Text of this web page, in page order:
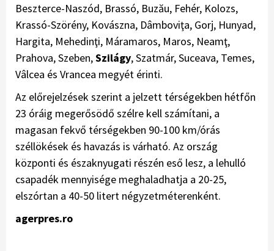
Beszterce-Naszód, Brassó, Buzău, Fehér, Kolozs,
Krassó-Szörény, Kovászna, Dâmboviţa, Gorj, Hunyad,
Hargita, Mehedinţi, Máramaros, Maros, Neamţ,
Prahova, Szeben,Szilágy, Szatmár, Suceava, Temes,
Vâlcea és Vrancea megyét érinti.
Az előrejelzések szerint a jelzett térségekben hétfőn
23 óráig megerősödő szélre kell számítani, a
magasan fekvő térségekben 90-100 km/órás
széllökések és havazás is várható. Az ország
központi és északnyugati részén eső lesz, a lehulló
csapadék mennyisége meghaladhatja a 20-25,
elszórtan a 40-50 litert négyzetméterenként.
agerpres.ro